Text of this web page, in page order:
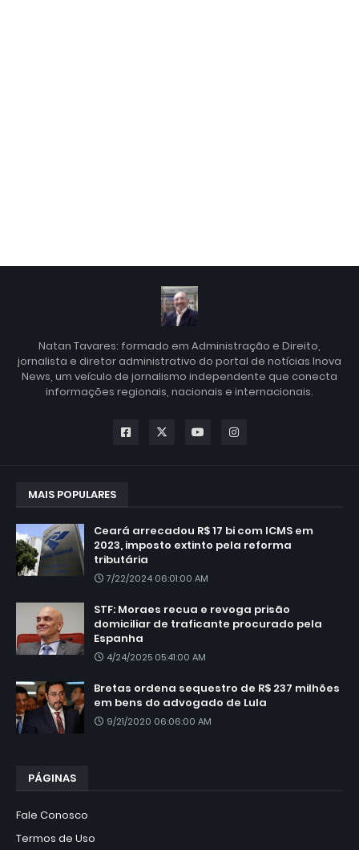
Natan Tavares: formado em Administração e Direito,
jornalista e diretor administrativo do portal de notícias Inova
News, um veículo de jornalismo independente que conecta
informações regionais, nacionais e internacionais.
MAIS POPULARES
Ceará arrecadou R$ 17 bi com ICMS em
2023, imposto extinto pela reforma
tributária
7/22/2024 06:01:00 AM
STF: Moraes recua e revoga prisão
domiciliar de traficante procurado pela
Espanha
4/24/2025 05:41:00 AM
Bretas ordena sequestro de R$ 237 milhões
em bens do advogado de Lula
9/21/2020 06:06:00 AM
PÁGINAS
Fale Conosco
Termos de Uso